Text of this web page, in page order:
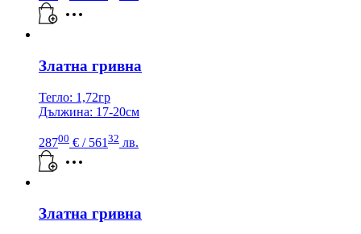
Златна гривна
Тегло: 1,72гр
Дължина: 17-20см
28700 € / 561 32 лв.
Златна гривна